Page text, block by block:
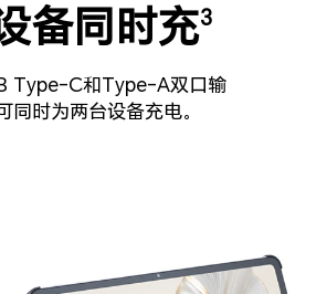
备同时充3
Type-C和Type-A双口输
同时为两台设备充电。